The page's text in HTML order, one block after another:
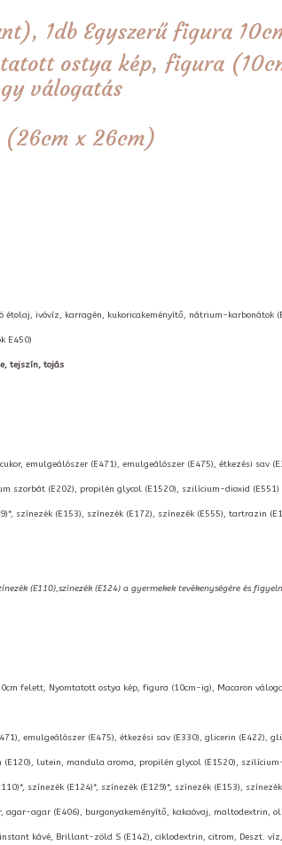
1db Egyszerű figura
ostya kép, figura
válogatás
(26cm x 26cm)
ivóvíz, karragén, kukoricakeményítő, nátrium-karbonátok
E450)
tejszín, tojás
emulgeálószer (E471), emulgeálószer (E475), étkezési sav
szorbát (E202), propilén glycol (E1520), szilícium-dioxid (E551)
színezék (E153), színezék (E172), színezék (E555), tartrazin
(E110),színezék (E124) a gyermekek tevékenységére és
felett, Nyomtatott ostya kép, figura (10cm-ig), Macaron
emulgeálószer (E475), étkezési sav (E330), glicerin (E422),
lutein, mandula aroma, propilén glycol (E1520),
színezék (E124)*, színezék (E129)*, színezék (E153),
agar (E406), burgonyakeményítő, kakaóvaj, maltodextrin,
kávé, Brillant-zöld S (E142), ciklodextrin, citrom, Deszt.